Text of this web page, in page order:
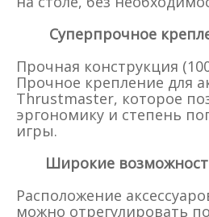
Суперпрочное
Прочная конструкция
Прочное крепление для
Thrustmaster, которое
эргономику и степень
игры.
Широкие
Расположение
можно отрегулировать